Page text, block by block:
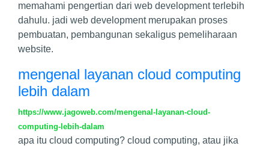
memahami pengertian dari web development terlebih
dahulu. jadi web development merupakan proses
pembuatan, pembangunan sekaligus pemeliharaan
website.
mengenal layanan cloud computing
lebih dalam
https://www.jagoweb.com/mengenal-layanan-cloud-
computing-lebih-dalam
apa itu cloud computing? cloud computing, atau jika